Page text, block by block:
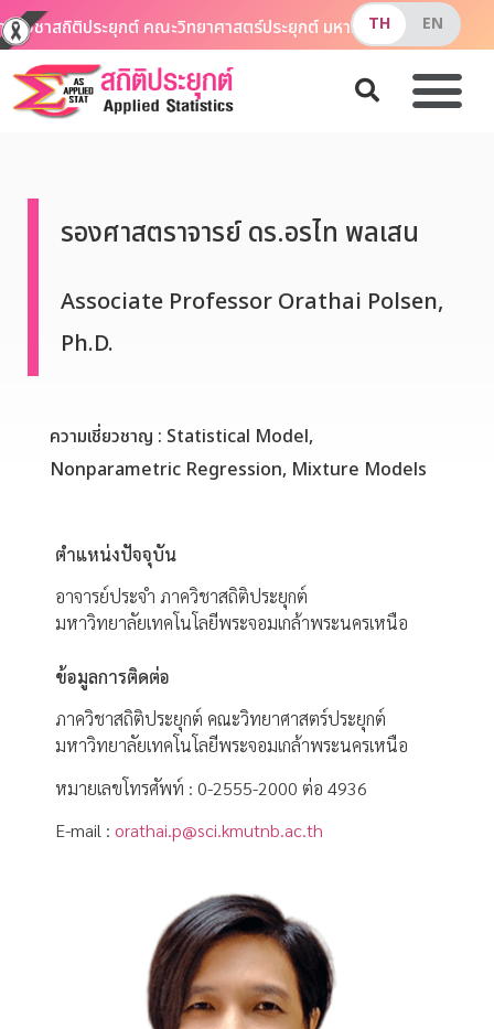
ควิชาสถิติประยุกต์ คณะวิทยาศาสตร์ประยุกต์ มหาวิทยาลัยเทคโนโลยีพร
รองศาสตราจารย์ ดร.อรไท พลเสน
Associate Professor Orathai Polsen,
Ph.D.
ความเชี่ยวชาญ : Statistical Model,
Nonparametric Regression, Mixture Models
ตำแหน่งปัจจุบัน
อาจารย์ประจำ ภาควิชาสถิติประยุกต์
มหาวิทยาลัยเทคโนโลยีพระจอมเกล้าพระนครเหนือ
ข้อมูลการติดต่อ
ภาควิชาสถิติประยุกต์ คณะวิทยาศาสตร์ประยุกต์
มหาวิทยาลัยเทคโนโลยีพระจอมเกล้าพระนครเหนือ
หมายเลขโทรศัพท์ : 0-2555-2000 ต่อ 4936
E-mail : orathai.p@sci.kmutnb.ac.th